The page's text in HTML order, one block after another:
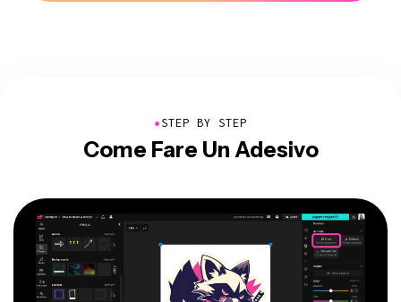
●STEP BY STEP
Come Fare Un Adesivo